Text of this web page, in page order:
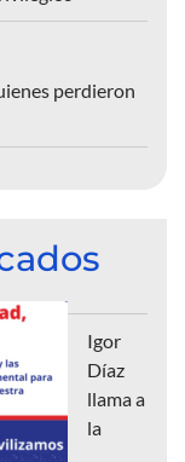
perdieron
Igor
Díaz
llama a
la